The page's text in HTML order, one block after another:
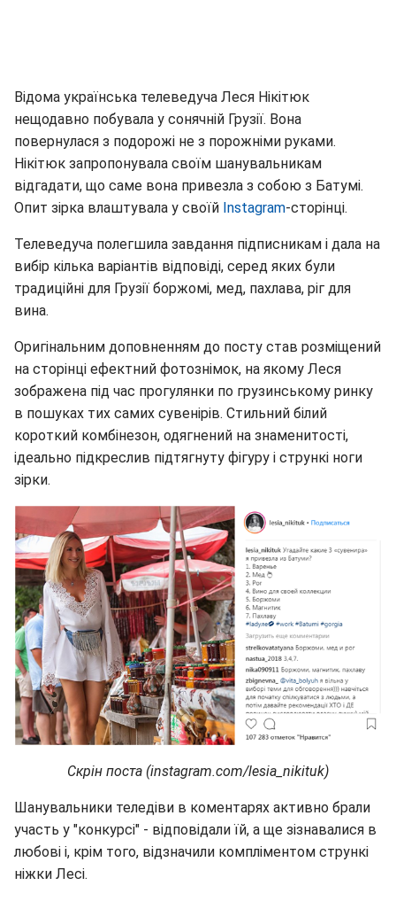
Відома українська телеведуча Леся Нікітюк
нещодавно побувала у сонячній Грузії. Вона
повернулася з подорожі не з порожніми руками.
Нікітюк запропонувала своїм шанувальникам
відгадати, що саме вона привезла з собою з Батумі.
Опит зірка влаштувала у своїй Instagram-сторінці.
Телеведуча полегшила завдання підписникам і дала на
вибір кілька варіантів відповіді, серед яких були
традиційні для Грузії боржомі, мед, пахлава, ріг для
вина.
Оригінальним доповненням до посту став розміщений
на сторінці ефектний фотознімок, на якому Леся
зображена під час прогулянки по грузинському ринку
в пошуках тих самих сувенірів. Стильний білий
короткий комбінезон, одягнений на знаменитості,
ідеально підкреслив підтягнуту фігуру і стрункі ноги
зірки.
Скрін поста (instagram.com/lesia_nikituk)
Шанувальники теледіви в коментарях активно брали
участь у "конкурсі" - відповідали їй, а ще зізнавалися в
любові і, крім того, відзначили компліментом стрункі
ніжки Лесі.